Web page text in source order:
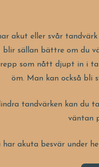
akut eller svår
blir sällan bättre om du
som nått djupt in i
öm. Man kan också bli
tandvärken kan du
väntan
har akuta besvär under